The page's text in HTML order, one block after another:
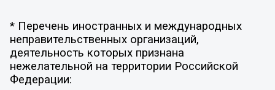
* Перечень иностранных и международных
неправительственных организаций,
деятельность которых признана
нежелательной на территории Российской
Федерации: